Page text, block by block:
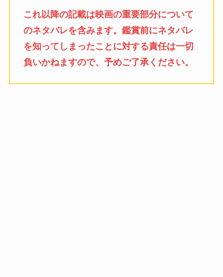
これ以降の記載は映画の重要部分について
のネタバレを含みます。鑑賞前にネタバレ
を知ってしまったことに対する責任は一切
負いかねますので、予めご了承ください。